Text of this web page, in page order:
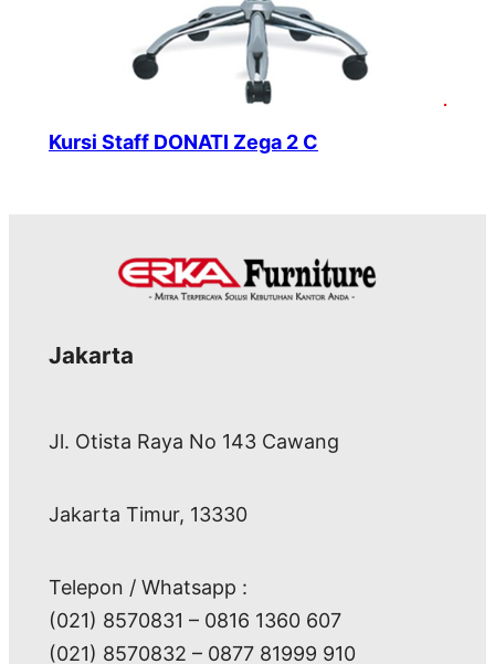
Kursi Staff DONATI Zega 2 C
Jakarta
Jl. Otista Raya No 143 Cawang
Jakarta Timur, 13330
Telepon / Whatsapp :
(021) 8570831 – 0816 1360 607
(021) 8570832 – 0877 81999 910